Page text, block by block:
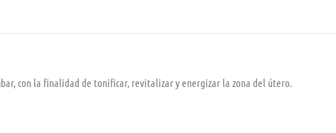
con la finalidad de tonificar, revitalizar y energizar la zona del útero.